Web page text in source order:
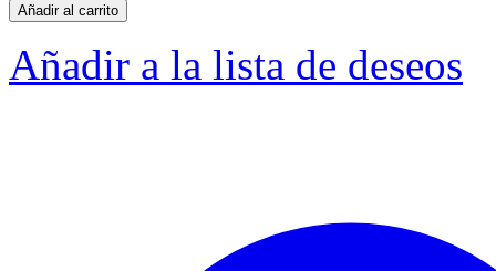
Añadir al carrito
Añadir a la lista de deseos